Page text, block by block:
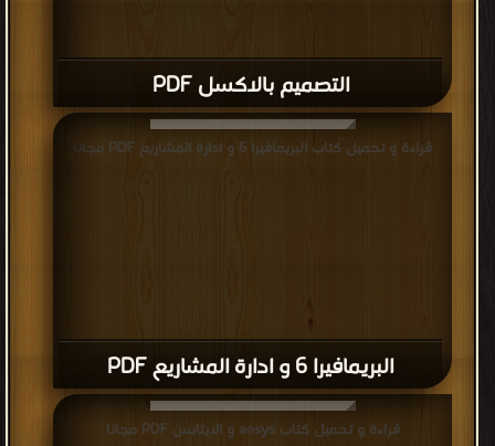
التصميم بالاكسل PDF
البريمافيرا 6 و ادارة المشاريع PDF
قراءة و تحميل كتاب البريمافيرا 6 و ادارة المشاريع PDF مجانا
قراءة و تحميل كتاب ansys و الايتابس PDF مجانا